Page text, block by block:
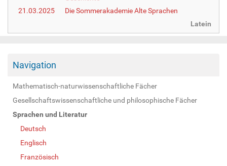
21.03.2025
Die Sommerakademie Alte Sprachen
Latein
Navigation
Mathematisch-naturwissenschaftliche Fächer
Gesellschaftswissenschaftliche und philosophische Fächer
Sprachen und Literatur
Deutsch
Englisch
Französisch